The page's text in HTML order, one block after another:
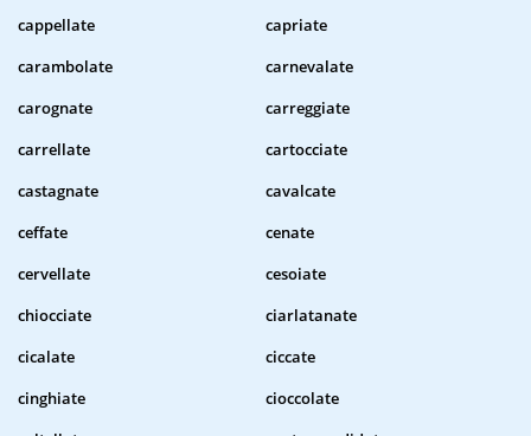
cappellate
capriate
carambolate
carnevalate
carognate
carreggiate
carrellate
cartocciate
castagnate
cavalcate
ceffate
cenate
cervellate
cesoiate
chiocciate
ciarlatanate
cicalate
ciccate
cinghiate
cioccolate